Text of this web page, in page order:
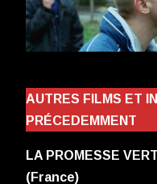
AUTRES FILMS ET
PRÉCEDEMMENT
LA PROMESSE
(France)